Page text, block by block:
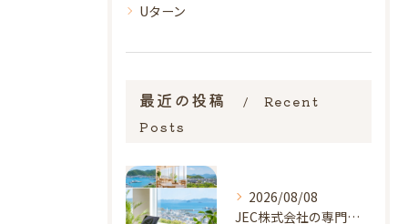
Uターン
最近の投稿
Recent
Posts
2026/08/08
JEC株式会社の専門性を支える学びと評価軸